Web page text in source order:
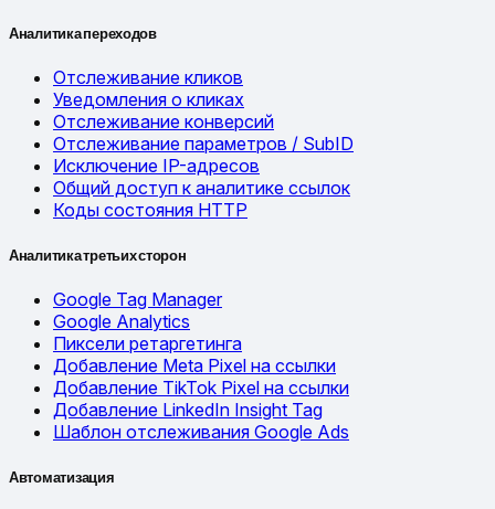
Аналитика переходов
Отслеживание кликов
Уведомления о кликах
Отслеживание конверсий
Отслеживание параметров / SubID
Исключение IP-адресов
Общий доступ к аналитике ссылок
Коды состояния HTTP
Аналитика третьих сторон
Google Tag Manager
Google Analytics
Пиксели ретаргетинга
Добавление Meta Pixel на ссылки
Добавление TikTok Pixel на ссылки
Добавление LinkedIn Insight Tag
Шаблон отслеживания Google Ads
Автоматизация